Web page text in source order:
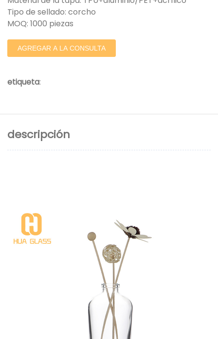
Tipo de sellado: corcho
MOQ: 1000 piezas
AGREGAR A LA CONSULTA
etiqueta:
descripción